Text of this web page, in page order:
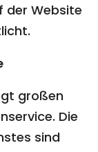
der Website
großen
Die
sind